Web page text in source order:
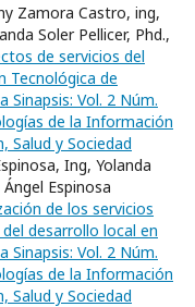
Zamora Castro, ing,
Soler Pellicer, Phd.,
de servicios del
Tecnológica de
Sinapsis: Vol. 2 Núm.
de la Información
Salud y Sociedad
Ing, Yolanda
Espinosa
de los servicios
desarrollo local en
Sinapsis: Vol. 2 Núm.
de la Información
Salud y Sociedad